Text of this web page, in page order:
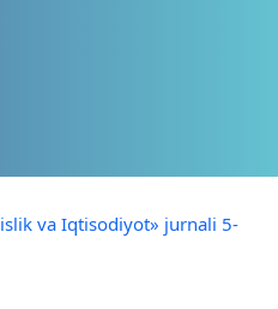
va Iqtisodiyot» jurnali 5-